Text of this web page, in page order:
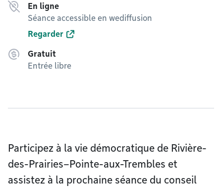
En ligne
Séance accessible en wediffusion
Regarder
Gratuit
Entrée libre
Participez à la vie démocratique de Rivière-
des-Prairies–Pointe-aux-Trembles et
assistez à la prochaine séance du conseil